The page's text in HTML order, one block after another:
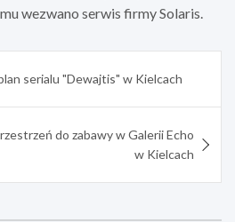
wezwano serwis firmy Solaris.
serialu "Dewajtis" w Kielcach
do zabawy w Galerii Echo
w Kielcach